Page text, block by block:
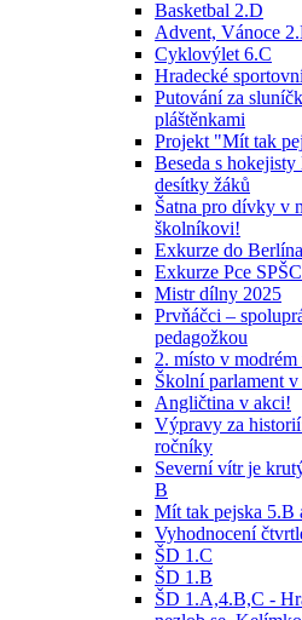
Basketbal 2.D
Advent, Vánoce
Cyklovýlet 6.C
Hradecké
Putování za
pláštěnkami
Projekt "Mít tak
Beseda s
desítky žáků
Šatna pro dívky v
školníkovi!
Exkurze do
Exkurze Pce
Mistr dílny 2025
Prvňáčci –
pedagožkou
2. místo v
Školní parlament
Angličtina v akci!
Výpravy za
ročníky
Severní vítr je
B
Mít tak pejska 5.B
Vyhodnocení
ŠD 1.C
ŠD 1.B
ŠD 1.A,4.B,C -